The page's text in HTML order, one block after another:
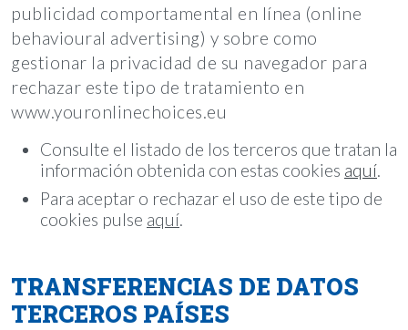
publicidad comportamental en línea (online
behavioural advertising) y sobre como
gestionar la privacidad de su navegador para
rechazar este tipo de tratamiento en
www.youronlinechoices.eu
Consulte el listado de los terceros que tratan la
información obtenida con estas cookies aquí.
Para aceptar o rechazar el uso de este tipo de
cookies pulse aquí.
TRANSFERENCIAS DE DATOS
TERCEROS PAÍSES